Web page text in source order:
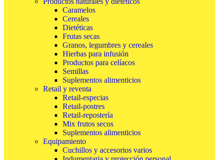
Caramelos
Cereales
Dietéticas
Frutas secas
Granos, legumbres y cereales
Hierbas para infusión
Productos para celíacos
Semillas
Suplementos alimenticios
Retail y reventa
Retail-especias
Retail-postres
Retail-repostería
Mix frutos secos
Suplementos alimenticios
Equipamiento
Cuchillos y accesorios varios